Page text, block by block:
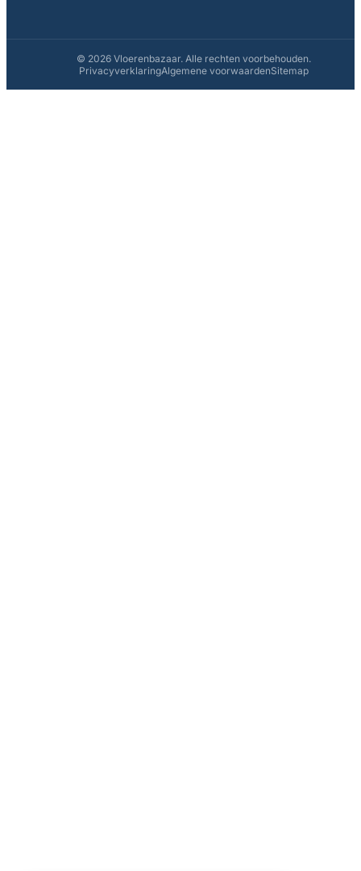
© 2026 Vloerenbazaar. Alle rechten voorbehouden.
PrivacyverklaringAlgemene voorwaardenSitemap